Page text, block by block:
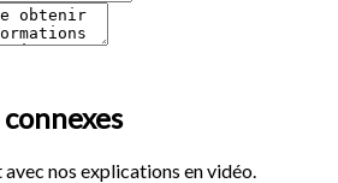
nos explications en vidéo.